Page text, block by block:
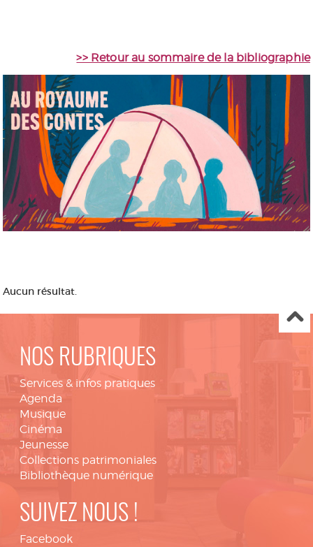
>> Retour au sommaire de la bibliographie
Aucun résultat.
NOS RUBRIQUES
Services & infos pratiques
Agenda
Musique
Cinéma
Jeunesse
Collections patrimoniales
Bibliothèque numérique
SUIVEZ NOUS !
Facebook